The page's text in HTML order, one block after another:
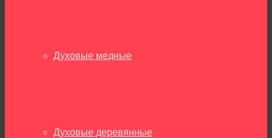
Духовые медные
Духовые деревянные